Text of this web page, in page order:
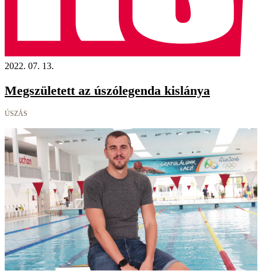
2022. 07. 13.
Megszületett az úszólegenda kislánya
ÚSZÁS